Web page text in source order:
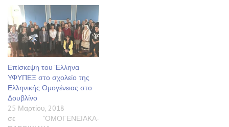
Επίσκεψη του Έλληνα
ΥΦΥΠΕΞ στο σχολείο της
Ελληνικής Ομογένειας στο
Δουβλίνο
25 Μαρτίου, 2018
σε "ΟΜΟΓΕΝΕΙΑΚΑ-